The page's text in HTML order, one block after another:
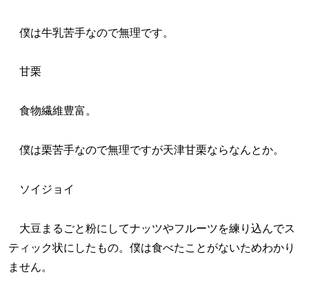
僕は牛乳苦手なので無理です。
甘栗
食物繊維豊富。
僕は栗苦手なので無理ですが天津甘栗ならなんとか。
ソイジョイ
大豆まるごと粉にしてナッツやフルーツを練り込んでス
ティック状にしたもの。僕は食べたことがないためわかり
ません。